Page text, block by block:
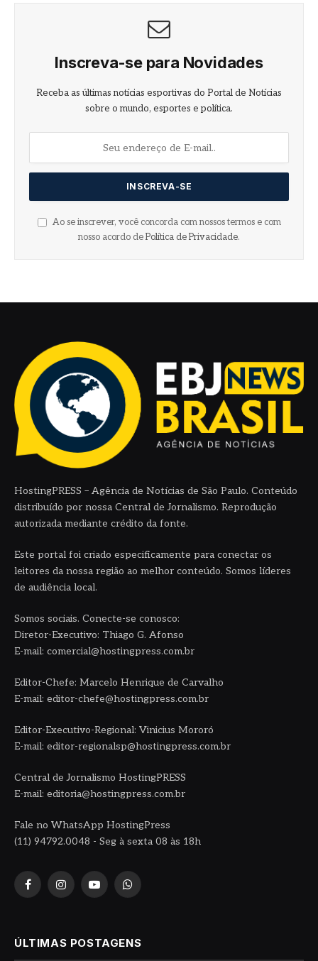
Inscreva-se para Novidades
Receba as últimas notícias esportivas do Portal de Notícias
sobre o mundo, esportes e política.
Ao se inscrever, você concorda com nossos termos e com
nosso acordo de Política de Privacidade.
HostingPRESS – Agência de Notícias de São Paulo. Conteúdo
distribuído por nossa Central de Jornalismo. Reprodução
autorizada mediante crédito da fonte.
Este portal foi criado especificamente para conectar os
leitores da nossa região ao melhor conteúdo. Somos líderes
de audiência local.
Somos sociais. Conecte-se conosco:
Diretor-Executivo: Thiago G. Afonso
E-mail: comercial@hostingpress.com.br
Editor-Chefe: Marcelo Henrique de Carvalho
E-mail: editor-chefe@hostingpress.com.br
Editor-Executivo-Regional: Vinicius Mororó
E-mail: editor-regionalsp@hostingpress.com.br
Central de Jornalismo HostingPRESS
E-mail: editoria@hostingpress.com.br
Fale no WhatsApp HostingPress
(11) 94792.0048 - Seg à sexta 08 às 18h
FacebookInstagramYouTubeWhatsApp
ÚLTIMAS POSTAGENS